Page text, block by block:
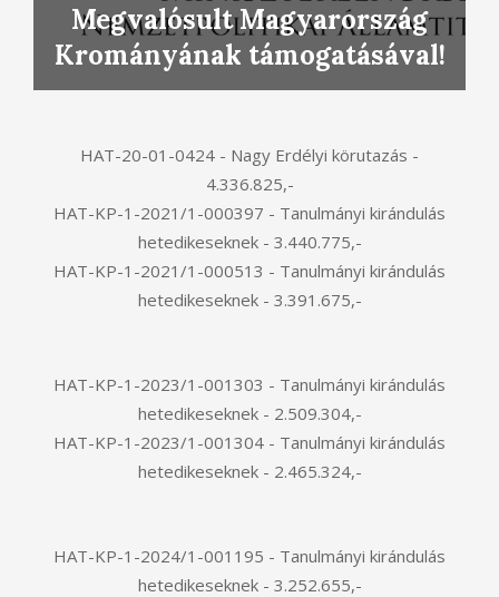
Megvalósult Magyarország
Krományának támogatásával!
HAT-20-01-0424 - Nagy Erdélyi körutazás -
4.336.825,-
HAT-KP-1-2021/1-000397 - Tanulmányi kirándulás
hetedikeseknek - 3.440.775,-
HAT-KP-1-2021/1-000513 - Tanulmányi kirándulás
hetedikeseknek - 3.391.675,-
HAT-KP-1-2023/1-001303 - Tanulmányi kirándulás
hetedikeseknek - 2.509.304,-
HAT-KP-1-2023/1-001304 - Tanulmányi kirándulás
hetedikeseknek - 2.465.324,-
HAT-KP-1-2024/1-001195 - Tanulmányi kirándulás
hetedikeseknek - 3.252.655,-